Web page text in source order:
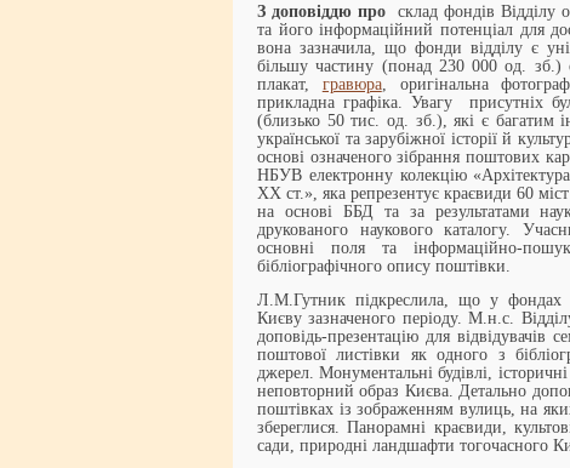
З доповіддю про
склад фондів Відділу
та його інформаційний потенціал для
вона зазначила, що фонди відділу є
більшу частину (понад 230 000 од. зб.)
плакат, гравюра, оригінальна
прикладна графіка. Увагу присутніх
(близько 50 тис. од. зб.), які є багатим
української та зарубіжної історії й
основі означеного зібрання поштових
НБУВ електронну колекцію
ХХ ст.», яка репрезентує краєвиди 60
на основі ББД та за результатами
друкованого наукового каталогу.
основні поля та інформаційно-
бібліографічного опису поштівки.
Л.М.Гутник підкреслила, що у фондах
Києву зазначеного періоду. М.н.с.
доповідь-презентацію для відвідувачів
поштової листівки як одного з
джерел. Монументальні будівлі,
неповторний образ Києва. Детально
поштівках із зображенням вулиць, на
збереглися. Панорамні краєвиди,
сади, природні ландшафти тогочасного